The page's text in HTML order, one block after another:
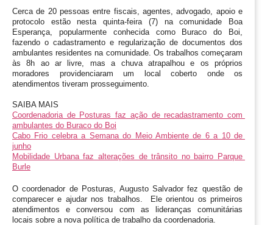
Cerca de 20 pessoas entre fiscais, agentes, advogado, apoio e
protocolo estão nesta quinta-feira (7) na comunidade Boa
Esperança, popularmente conhecida como Buraco do Boi,
fazendo o cadastramento e regularização de documentos dos
ambulantes residentes na comunidade. Os trabalhos começaram
às 8h ao ar livre, mas a chuva atrapalhou e os próprios
moradores providenciaram um local coberto onde os
atendimentos tiveram prosseguimento.
SAIBA MAIS
Coordenadoria de Posturas faz ação de recadastramento com
ambulantes do Buraco do Boi
Cabo Frio celebra a Semana do Meio Ambiente de 6 a 10 de
junho
Mobilidade Urbana faz alterações de trânsito no bairro Parque
Burle
O coordenador de Posturas, Augusto Salvador fez questão de
comparecer e ajudar nos trabalhos.  Ele orientou os primeiros
atendimentos e conversou com as lideranças comunitárias
locais sobre a nova política de trabalho da coordenadoria.